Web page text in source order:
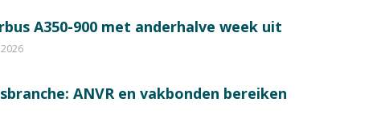
A350-900 met anderhalve week uit
ANVR en vakbonden bereiken